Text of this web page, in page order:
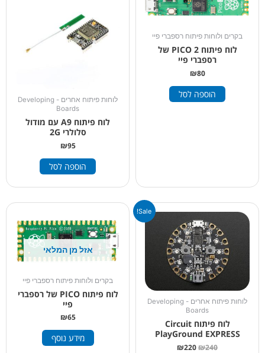
בקרים ולוחות פיתוח רספברי פיי
לוח פיתוח 2 PICO של
רספברי פיי
₪80
הוספה לסל
לוחות פיתוח אחרים - Developing
Boards
לוח פיתוח A9 עם מודול
סלולרי 2G
₪95
הוספה לסל
Sale!
לוחות פיתוח אחרים - Developing
Boards
לוח פיתוח Circuit
PlayGround EXPRESS
₪240
היה:
₪240.
₪220
הוא:
₪220.
אזל מן המלאי
בקרים ולוחות פיתוח רספברי פיי
לוח פיתוח PICO של רספברי
פיי
₪65
מידע נוסף